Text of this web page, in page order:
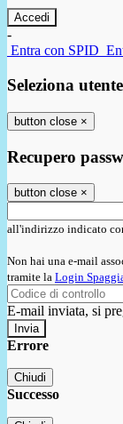
-
Entra con SPID
Seleziona utente
button close ×
Recupero
button close ×
all'indirizzo indicato
Non hai una e-mail
tramite la Login
E-mail inviata, si
Errore
Chiudi
Successo